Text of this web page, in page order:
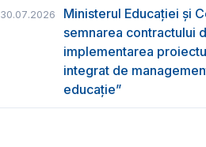
30.07.2026
Ministerul Educației și
semnarea contractului
implementarea
integrat de
educație”